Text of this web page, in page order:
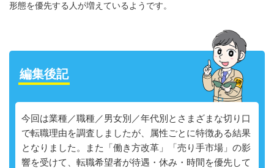
形態を優先する人が増えているようです。
編集後記
今回は業種／職種／男女別／年代別とさまざまな切り口
で転職理由を調査しましたが、属性ごとに特徴ある結果
となりました。また「働き方改革」「売り手市場」の影
響を受けて、転職希望者が待遇・休み・時間を優先して